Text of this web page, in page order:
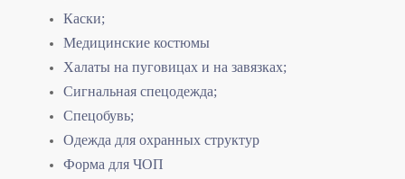
Каски;
Медицинские костюмы
Халаты на пуговицах и на завязках;
Сигнальная спецодежда;
Спецобувь;
Одежда для охранных структур
Форма для ЧОП